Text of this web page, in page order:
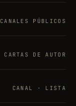
CANALES PÚBLICOS
CARTAS DE AUTOR
CANAL · LISTA